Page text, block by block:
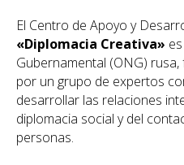
El Centro de Apoyo y
«Diplomacia Creativa»
Gubernamental (ONG)
por un grupo de expertos
desarrollar las relaciones
diplomacia social y del
personas.